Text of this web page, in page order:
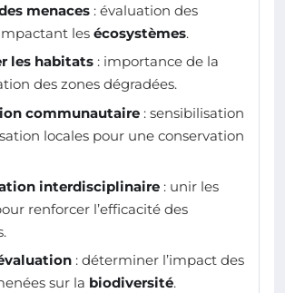
menaces : évaluation des
les écosystèmes.
les habitats : importance de la
des zones dégradées.
communautaire : sensibilisation
locales pour une conservation
interdisciplinaire : unir les
renforcer l’efficacité des
: déterminer l’impact des
sur la biodiversité.